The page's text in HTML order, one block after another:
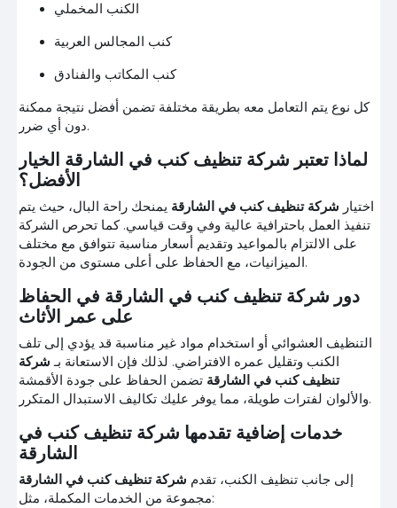
الكنب المخملي
كنب المجالس العربية
كنب المكاتب والفنادق
كل نوع يتم التعامل معه بطريقة مختلفة تضمن أفضل نتيجة ممكنة
دون أي ضرر.
لماذا تعتبر شركة تنظيف كنب في الشارقة الخيار
الأفضل؟
اختيار شركة تنظيف كنب في الشارقة يمنحك راحة البال، حيث يتم
تنفيذ العمل باحترافية عالية وفي وقت قياسي. كما تحرص الشركة
على الالتزام بالمواعيد وتقديم أسعار مناسبة تتوافق مع مختلف
الميزانيات، مع الحفاظ على أعلى مستوى من الجودة.
دور شركة تنظيف كنب في الشارقة في الحفاظ
على عمر الأثاث
التنظيف العشوائي أو استخدام مواد غير مناسبة قد يؤدي إلى تلف
الكنب وتقليل عمره الافتراضي. لذلك فإن الاستعانة بـ شركة
تنظيف كنب في الشارقة تضمن الحفاظ على جودة الأقمشة
والألوان لفترات طويلة، مما يوفر عليك تكاليف الاستبدال المتكرر.
خدمات إضافية تقدمها شركة تنظيف كنب في
الشارقة
إلى جانب تنظيف الكنب، تقدم شركة تنظيف كنب في الشارقة
مجموعة من الخدمات المكملة، مثل: